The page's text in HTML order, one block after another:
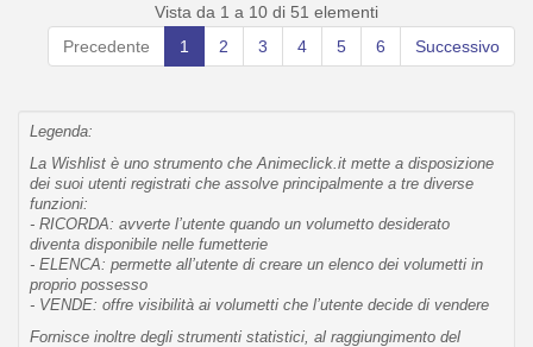
Vista da 1 a 10 di 51 elementi
Precedente
1 2 3 4 5 6 Successivo
Legenda:
La Wishlist è uno strumento che Animeclick.it mette a disposizione
dei suoi utenti registrati che assolve principalmente a tre diverse
funzioni:
- RICORDA: avverte l’utente quando un volumetto desiderato
diventa disponibile nelle fumetterie
- ELENCA: permette all’utente di creare un elenco dei volumetti in
proprio possesso
- VENDE: offre visibilità ai volumetti che l’utente decide di vendere
Fornisce inoltre degli strumenti statistici, al raggiungimento del